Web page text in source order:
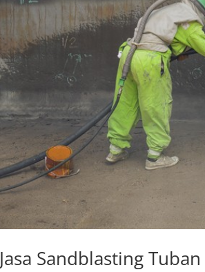
Jasa Sandblasting Tuban